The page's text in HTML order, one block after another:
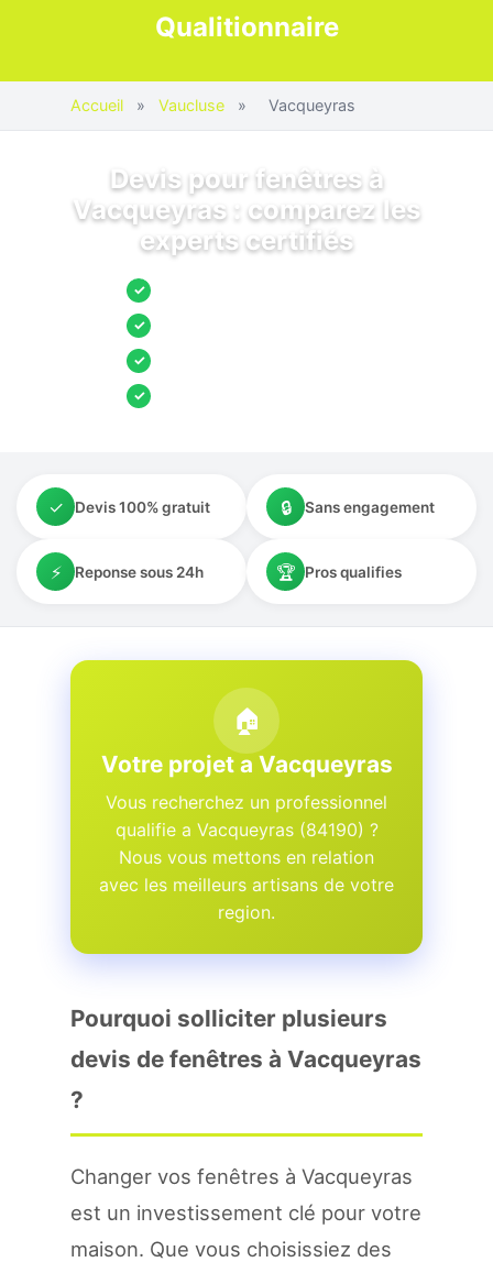
Qualitionnaire
Accueil » Vaucluse » Vacqueyras
Devis pour fenêtres à
Vacqueyras : comparez les
experts certifiés
✓
✓
✓
✓
✓ Devis 100% gratuit 🔒 Sans engagement
⚡ Reponse sous 24h 🏆 Pros qualifies
🏠
Votre projet a Vacqueyras
Vous recherchez un professionnel
qualifie a Vacqueyras (84190) ?
Nous vous mettons en relation
avec les meilleurs artisans de votre
region.
Pourquoi solliciter plusieurs
devis de fenêtres à Vacqueyras
?
Changer vos fenêtres à Vacqueyras
est un investissement clé pour votre
maison. Que vous choisissiez des